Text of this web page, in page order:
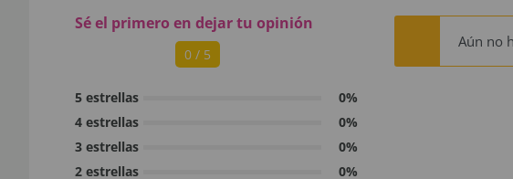
Sé el primero en dejar tu opinión
0 / 5
5 estrellas
0%
4 estrellas
0%
3 estrellas
0%
2 estrellas
0%
Aún no